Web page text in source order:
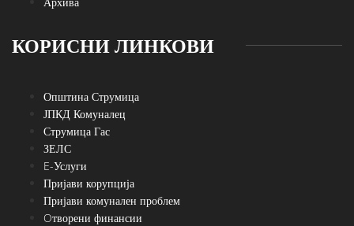
КОРИСНИ ЛИНКОВИ
Општина Струмица
ЈПКД Комуналец
Струмица Гас
ЗЕЛС
E-Услуги
Пријави корупција
Пријави комунален проблем
Oтворени финансии